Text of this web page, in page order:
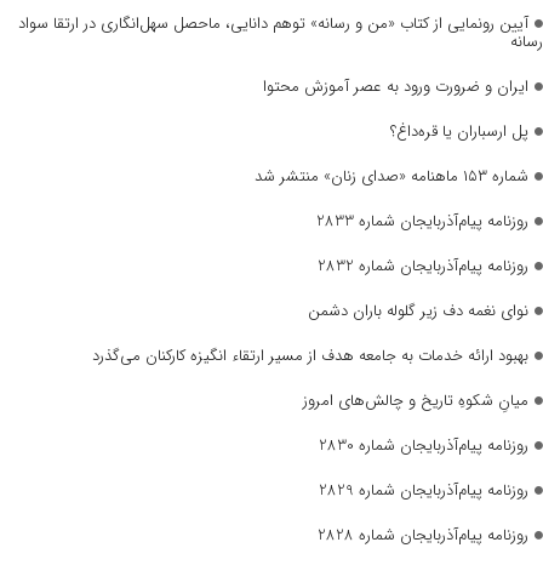
آیین رونمایی از کتاب «من و رسانه» توهم دانایی، ماحصل سهل‌انگاری در ارتقا سواد
رسانه
ایران و ضرورت ورود به عصر آموزش محتوا
پل ارسباران یا قره‌داغ؟
شماره ۱۵۳ ماهنامه «صدای زنان» منتشر شد
روزنامه پیام‌آذربایجان شماره 2833
روزنامه پیام‌آذربایجان شماره 2832
نوای نغمه دف زیر گلوله باران دشمن
بهبود ارائه خدمات به جامعه هدف از مسیر ارتقاء انگیزه کارکنان می‌گذرد
میانِ شکوهِ تاریخ و چالش‌های امروز
روزنامه پیام‌آذربایجان شماره 2830
روزنامه پیام‌آذربایجان شماره 2829
روزنامه پیام‌آذربایجان شماره 2828